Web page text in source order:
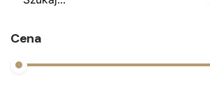
Cena